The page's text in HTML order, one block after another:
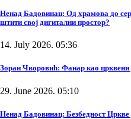
Ненад Бадовинац: Од храмова до
штити свој дигитални простор?
14. July 2026. 05:36
Зоран Чворовић: Фанар као црквени
29. June 2026. 05:10
Ненад Бадовинац: Безбедност